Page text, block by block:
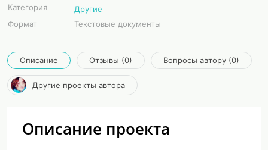
Категория
Другие
Формат
Текстовые документы
Описание Отзывы (0) Вопросы автору (0)
Другие проекты автора
Описание проекта